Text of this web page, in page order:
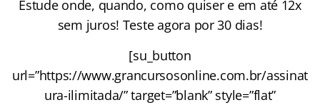
Estude onde, quando, como quiser e em até 12x
sem juros! Teste agora por 30 dias!
[su_button
url=”https://www.grancursosonline.com.br/assinat
ura-ilimitada/” target=”blank” style=”flat”